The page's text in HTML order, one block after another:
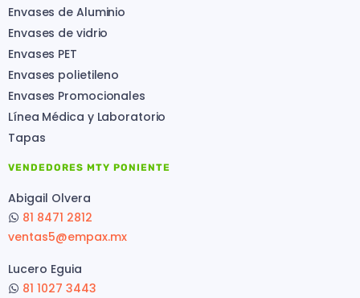
Envases de Aluminio
Envases de vidrio
Envases PET
Envases polietileno
Envases Promocionales
Línea Médica y Laboratorio
Tapas
VENDEDORES MTY PONIENTE
Abigail Olvera
81 8471 2812
ventas5@empax.mx
Lucero Eguia
81 1027 3443